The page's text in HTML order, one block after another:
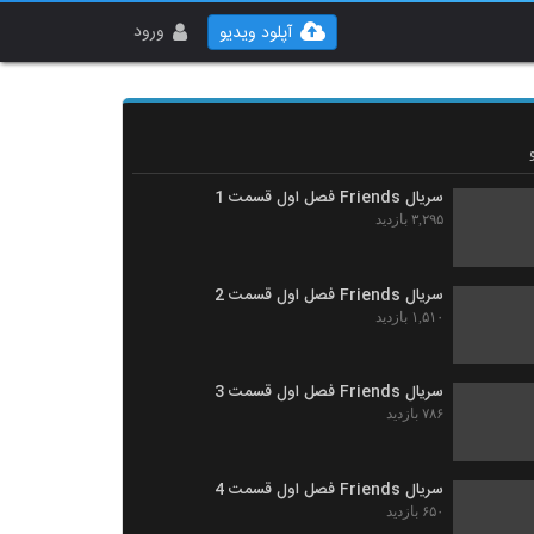
ورود آپلود ویدیو
سریال Friends فصل اول قسمت 1
۳,۲۹۵ بازدید
سریال Friends فصل اول قسمت 2
۱,۵۱۰ بازدید
سریال Friends فصل اول قسمت 3
۷۸۶ بازدید
سریال Friends فصل اول قسمت 4
۶۵۰ بازدید